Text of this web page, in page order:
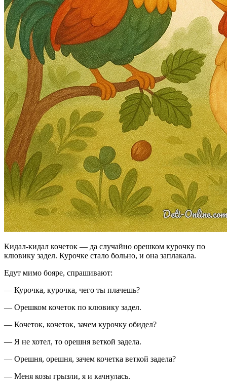
Кидал-кидал кочеток — да случайно орешком курочку по
клювику задел. Курочке стало больно, и она заплакала.
Едут мимо бояре, спрашивают:
— Курочка, курочка, чего ты плачешь?
— Орешком кочеток по клювику задел.
— Кочеток, кочеток, зачем курочку обидел?
— Я не хотел, то орешня веткой задела.
— Орешня, орешня, зачем кочетка веткой задела?
— Меня козы грызли, я и качнулась.